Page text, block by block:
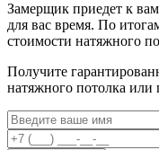
Замерщик приедет к
для вас время. По
стоимости натяжного
Получите
натяжного потолка или